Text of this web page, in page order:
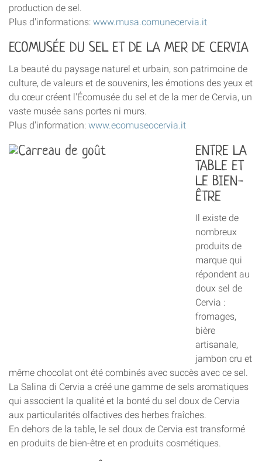
production de sel.
Plus d'informations: www.musa.comunecervia.it
ECOMUSÉE DU SEL ET DE LA MER DE CERVIA
La beauté du paysage naturel et urbain, son patrimoine de
culture, de valeurs et de souvenirs, les émotions des yeux et
du cœur créent l'Écomusée du sel et de la mer de Cervia, un
vaste musée sans portes ni murs.
Plus d'information: www.ecomuseocervia.it
ENTRE LA
TABLE ET
LE BIEN-
ÊTRE
Il existe de
nombreux
produits de
marque qui
répondent au
doux sel de
Cervia :
fromages,
bière
artisanale,
jambon cru et
même chocolat ont été combinés avec succès avec ce sel.
La Salina di Cervia a créé une gamme de sels aromatiques
qui associent la qualité et la bonté du sel doux de Cervia
aux particularités olfactives des herbes fraîches.
En dehors de la table, le sel doux de Cervia est transformé
en produits de bien-être et en produits cosmétiques.